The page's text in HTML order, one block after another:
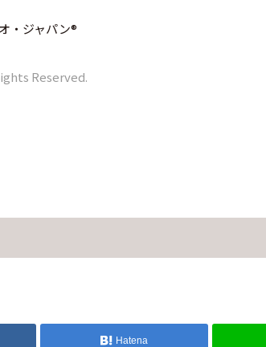
・ジャパン®
Reserved.
Hatena